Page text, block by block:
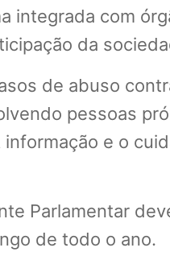
integrada com
da
de abuso
pessoas
e o
Parlamentar
de todo o ano.